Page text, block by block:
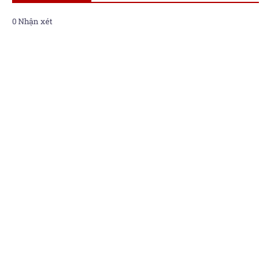
0 Nhận xét